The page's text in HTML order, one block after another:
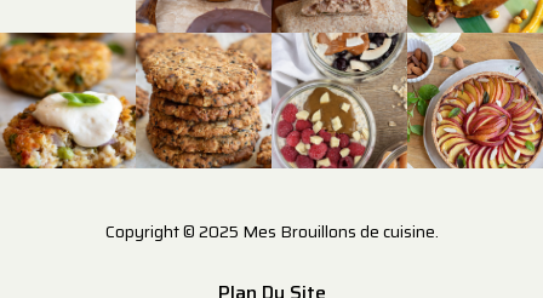
Copyright © 2025 Mes Brouillons de cuisine.